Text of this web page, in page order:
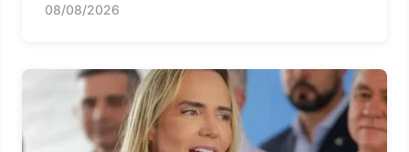
08/08/2026